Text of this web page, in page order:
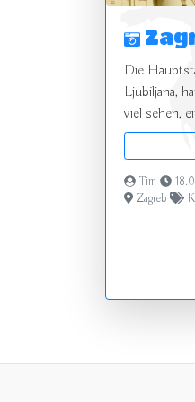
Die
Ljubiljana,
viel sehen,
Tim
Zagreb